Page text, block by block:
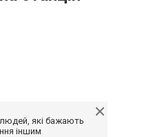
людей, які бажають
іншим